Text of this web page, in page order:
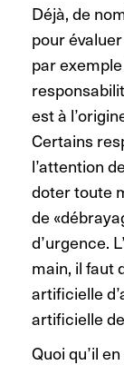
Déjà, de
pour
par
est à
Certains
l’attention
doter toute
de
d’urgence.
main, il faut
artificielle
artificielle
Quoi qu’il